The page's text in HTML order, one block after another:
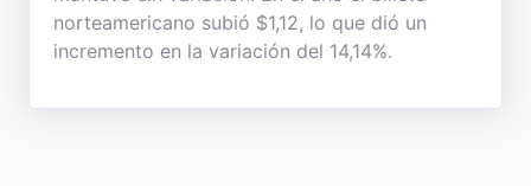
norteamericano subió $1,12, lo que dió un
incremento en la variación del 14,14%.